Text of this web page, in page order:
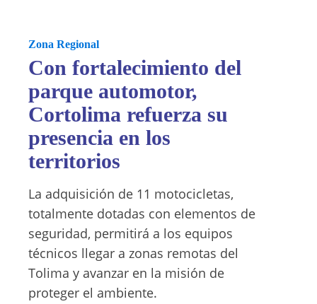
Zona Regional
Con fortalecimiento del
parque automotor,
Cortolima refuerza su
presencia en los
territorios
La adquisición de 11 motocicletas,
totalmente dotadas con elementos de
seguridad, permitirá a los equipos
técnicos llegar a zonas remotas del
Tolima y avanzar en la misión de
proteger el ambiente.